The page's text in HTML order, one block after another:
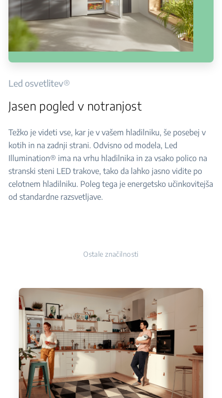
Led osvetlitev®
Jasen pogled v notranjost
Težko je videti vse, kar je v vašem hladilniku, še posebej v
kotih in na zadnji strani. Odvisno od modela, Led
Illumination® ima na vrhu hladilnika in za vsako polico na
stranski steni LED trakove, tako da lahko jasno vidite po
celotnem hladilniku. Poleg tega je energetsko učinkovitejša
od standardne razsvetljave.
Ostale značilnosti